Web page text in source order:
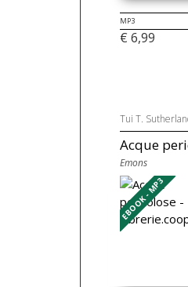
MP3
€ 6,99
Tui T.
Acque
Emons
EBOOK - MP3